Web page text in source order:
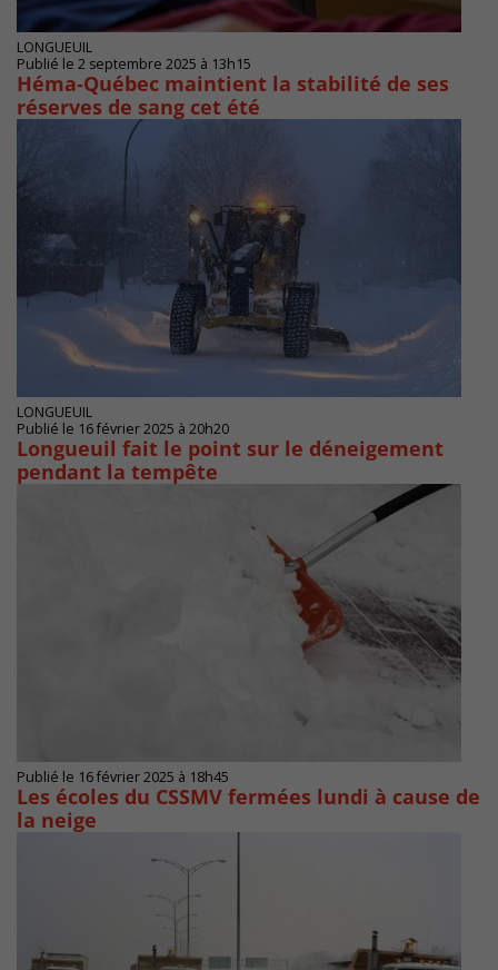
LONGUEUIL
Publié le 2 septembre 2025 à 13h15
Héma‑Québec maintient la stabilité de ses
réserves de sang cet été
LONGUEUIL
Publié le 16 février 2025 à 20h20
Longueuil fait le point sur le déneigement
pendant la tempête
Publié le 16 février 2025 à 18h45
Les écoles du CSSMV fermées lundi à cause de
la neige